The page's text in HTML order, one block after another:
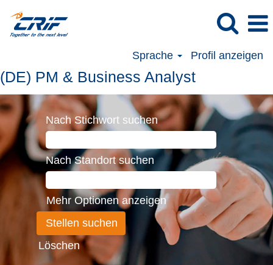
Sprache Profil anzeigen
(DE)
PM
&
Business
Analyst
(DE) PM & Business Analyst
Nach Stichwort suchen
Nach Standort suchen
Mehr Optionen anzeigen
Löschen